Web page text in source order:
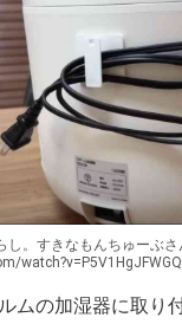
し。すきなもんちゅーぶさ
ムの加湿器に取り